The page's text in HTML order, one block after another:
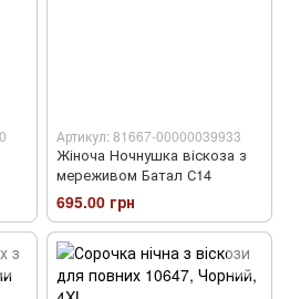
Артикул: 81667-00000039933
Жіноча Ночнушка віскоза з
мереживом Батал С14
695.00 грн